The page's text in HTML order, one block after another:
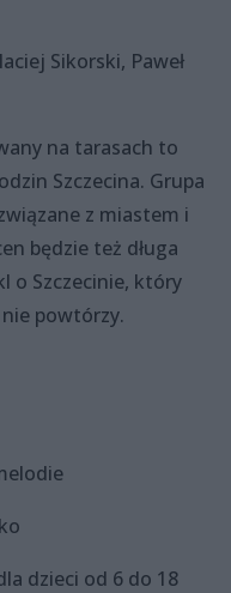
Sikorski, Paweł
na tarasach to
Szczecina. Grupa
z miastem i
będzie też długa
o Szczecinie, który
powtórzy.
dzieci od 6 do 18